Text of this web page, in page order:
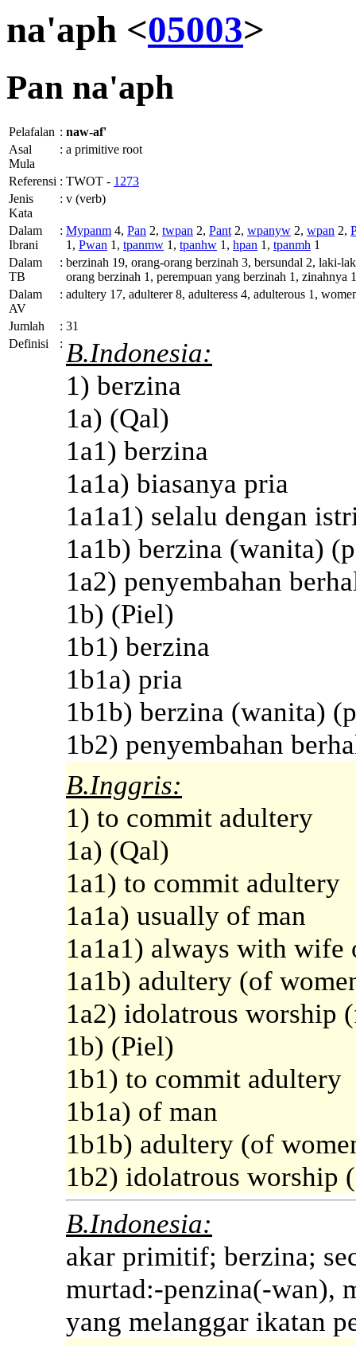
na'aph <05003>
Pan na'aph
Pelafalan : naw-af'
Asal
Mula
: a primitive root
Referensi : TWOT - 1273
Jenis
Kata
: v (verb)
Dalam
Ibrani
: Mypanm 4, Pan 2, twpan 2, Pant 2, wpanyw 2, wpan 2,
1, Pwan 1, tpanmw 1, tpanhw 1, hpan 1, tpanmh 1
Dalam
TB
: berzinah 19, orang-orang berzinah 3, bersundal 2, laki-
orang berzinah 1, perempuan yang berzinah 1, zinahnya
Dalam
AV
: adultery 17, adulterer 8, adulteress 4, adulterous 1,
Jumlah : 31
Definisi
: B.Indonesia:
1) berzina
1a) (Qal)
1a1) berzina
1a1a) biasanya pria
1a1a1) selalu dengan
1a1b) berzina (wanita)
1a2) penyembahan
1b) (Piel)
1b1) berzina
1b1a) pria
1b1b) berzina (wanita)
1b2) penyembahan
B.Inggris:
1) to commit adultery
1a) (Qal)
1a1) to commit adultery
1a1a) usually of man
1a1a1) always with wife
1a1b) adultery (of
1a2) idolatrous worship
1b) (Piel)
1b1) to commit adultery
1b1a) of man
1b1b) adultery (of
1b2) idolatrous worship
B.Indonesia:
akar primitif; berzina;
murtad:-penzina(-wan),
yang melanggar ikatan